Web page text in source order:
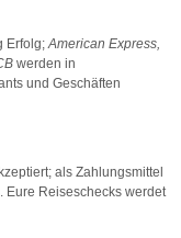
Erfolg;American Express,
werden in
und Geschäften
als Zahlungsmittel
Eure Reiseschecks werdet